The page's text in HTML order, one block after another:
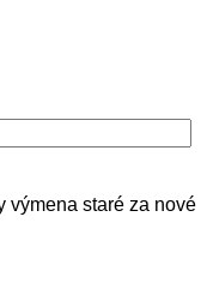
výmena staré za nové